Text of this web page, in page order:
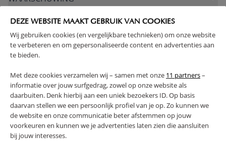
DEZE WEBSITE MAAKT GEBRUIK VAN COOKIES
Wij gebruiken cookies (en vergelijkbare technieken) om onze website
te verbeteren en om gepersonaliseerde content en advertenties aan
te bieden.
Met deze cookies verzamelen wij – samen met onze 11 partners–
informatie over jouw surfgedrag, zowel op onze website als
daarbuiten. Denk hierbij aan een uniek bezoekers ID. Op basis
daarvan stellen we een persoonlijk profiel van je op. Zo kunnen we
de website en onze communicatie beter afstemmen op jouw
voorkeuren en kunnen we je advertenties laten zien die aansluiten
bij jouw interesses.
PRODUCTEIGENSCHAPPEN
PLUS- EN MINPUNTEN
FAQ
RETOUREN